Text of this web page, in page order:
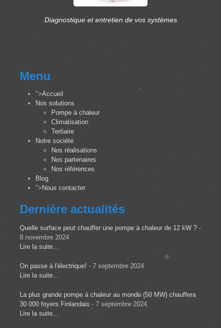
Diagnostique et entretien de vos systèmes
Menu
">Accueil
Nos solutions
Pompe à chaleur
Climatisation
Tertiaire
Notre société
Nos réalisations
Nos partenaires
Nos références
Blog
"> Nous contacter
Dernière actualités
Quelle surface peut chauffer une pompe à chaleur de 12 kW ? -
8 novembre 2024
Lire la suite...
On passe à l'électrique! - 7 septembre 2024
Lire la suite...
La plus grande pompe à chaleur au monde (50 MW) chauffera
30 000 foyers Finlandais - 7 septembre 2024
Lire la suite...